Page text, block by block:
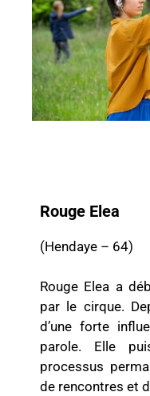
Rouge Elea
(Hendaye – 64)
Rouge Elea a
par le cirque.
d’une forte
parole. Elle
processus
de rencontres et